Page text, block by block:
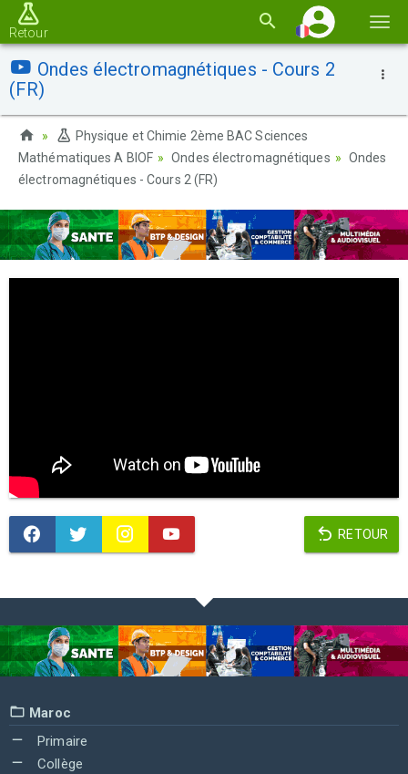
la
Retour
Ondes électromagnétiques - Cours 2
(FR)
Physique et Chimie 2ème BAC Sciences
Mathématiques A BIOF
Ondes électromagnétiques
Ondes
électromagnétiques - Cours 2 (FR)
RETOUR
Maroc
Primaire
Collège